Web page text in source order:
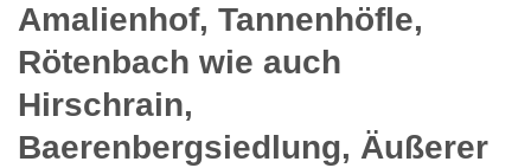
Amalienhof, Tannenhöfle,
Rötenbach wie auch
Hirschrain,
Baerenbergsiedlung, Äußerer